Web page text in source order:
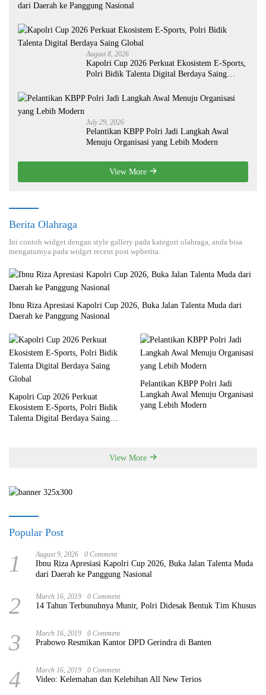
dari Daerah ke Panggung Nasional
August 8, 2026
Kapolri Cup 2026 Perkuat Ekosistem E-Sports,
Polri Bidik Talenta Digital Berdaya Saing
July 29, 2026
Pelantikan KBPP Polri Jadi Langkah Awal
Menuju Organisasi yang Lebih Modern
View More
Berita Olahraga
Ini contoh widget dengan style gallery pada kategori olahraga, anda bisa
mengaturnya pada widget recent post wpberita.
Ibnu Riza Apresiasi Kapolri Cup 2026, Buka Jalan Talenta Muda dari
Daerah ke Panggung Nasional
Kapolri Cup 2026 Perkuat
Ekosistem E-Sports, Polri Bidik
Talenta Digital Berdaya Saing
Pelantikan KBPP Polri Jadi
Langkah Awal Menuju Organisasi
yang Lebih Modern
View More
Popular Post
1 August 9, 2026 0 Comment
Ibnu Riza Apresiasi Kapolri Cup 2026, Buka Jalan Talenta Muda
dari Daerah ke Panggung Nasional
2 March 16, 2019 0 Comment
14 Tahun Terbunuhnya Munir, Polri Didesak Bentuk Tim Khusus
3 March 16, 2019 0 Comment
Prabowo Resmikan Kantor DPD Gerindra di Banten
4 March 16, 2019 0 Comment
Video: Kelemahan dan Kelebihan All New Terios